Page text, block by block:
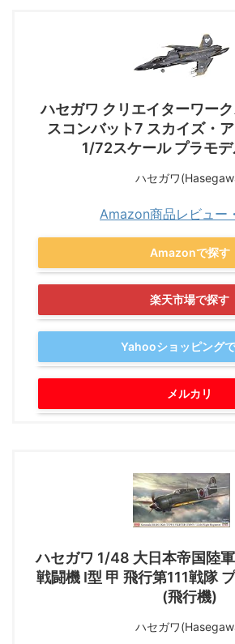
ハセガワ クリエイターワー
スコンバット7 スカイズ・
1/72スケール プラモ
ハセガワ
Amazon商品レビュー
Amazonで探す
楽天市場で探す
Yahooショッピング
メルカリ
ハセガワ 1/48 大日本帝国陸
戦闘機 I型 甲 飛行第111戦隊
(飛行機)
ハセガワ